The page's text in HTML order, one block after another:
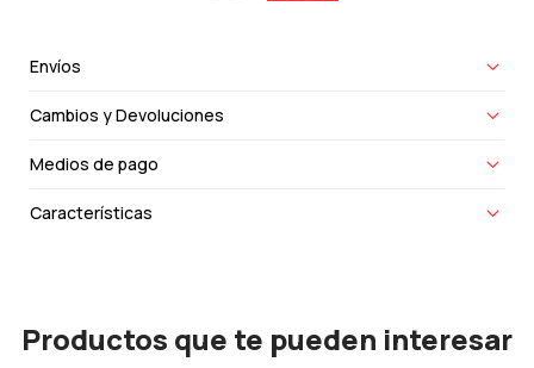
Envíos
Cambios y Devoluciones
Medios de pago
Características
Productos que te pueden interesar